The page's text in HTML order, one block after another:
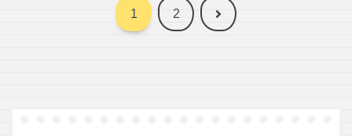
1 2 次